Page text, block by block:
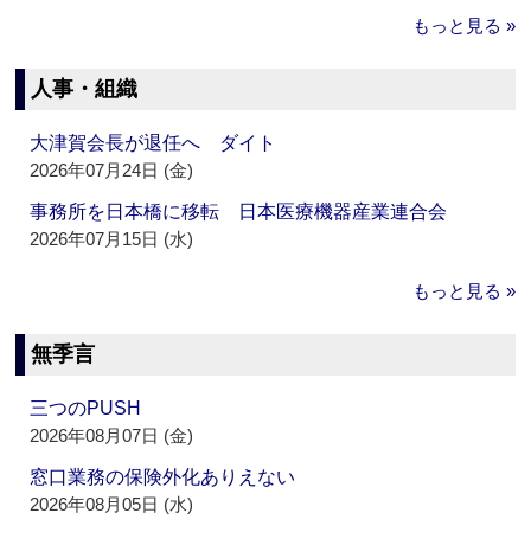
もっと見る »
人事・組織
大津賀会長が退任へ ダイト
2026年07月24日 (金)
事務所を日本橋に移転 日本医療機器産業連合会
2026年07月15日 (水)
もっと見る »
無季言
三つのPUSH
2026年08月07日 (金)
窓口業務の保険外化ありえない
2026年08月05日 (水)